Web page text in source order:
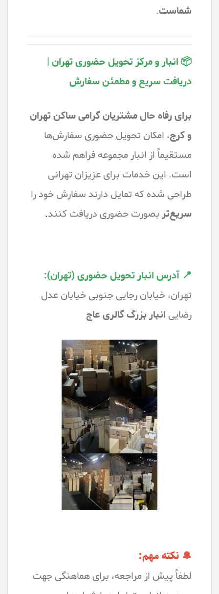
شماست.
📦 انبار و مرکز تحویل حضوری تهران |
دریافت سریع و مطمئن سفارش
برای رفاه حال مشتریان گرامی ساکن تهران
و کرج، امکان تحویل حضوری سفارش‌ها
مستقیماً از انبار مجموعه فراهم شده
است. این خدمات برای عزیزان تهرانی
طراحی شده که تمایل دارند سفارش خود را
سریع‌تربصورت حضوری دریافت کنند.
📍 آدرس انبار تحویل حضوری (تهران):
تهران، خیابان رجایی جنوبی خیابان عدل
رضایی انبار بزرگ گالری عاج
🔔 نکته مهم:
لطفاً پیش از مراجعه، برای هماهنگی جهت